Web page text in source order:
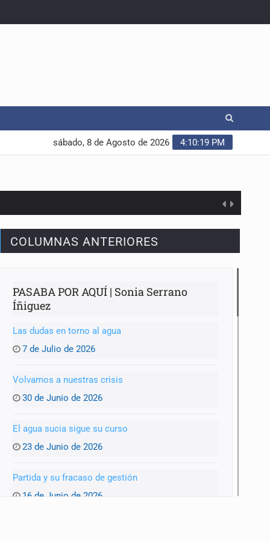
4:10:20 PM
sábado, 8 de Agosto de 2026
COLUMNAS ANTERIORES
PASABA POR AQUÍ | Sonia Serrano
Íñiguez
Las dudas en torno al agua
7 de Julio de 2026
Volvamos a nuestras crisis
30 de Junio de 2026
El agua sucia sigue su curso
23 de Junio de 2026
Partida y su fracaso de gestión
16 de Junio de 2026